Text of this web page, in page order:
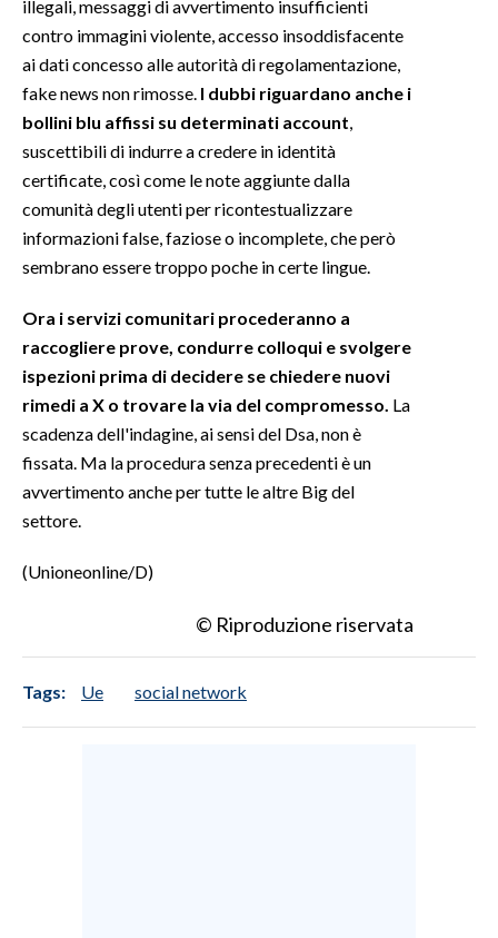
illegali, messaggi di avvertimento insufficienti
contro immagini violente, accesso insoddisfacente
ai dati concesso alle autorità di regolamentazione,
fake news non rimosse. I dubbi riguardano anche i
bollini blu affissi su determinati account
suscettibili di indurre a credere in identità
certificate, così come le note aggiunte dalla
comunità degli utenti per ricontestualizzare
informazioni false, faziose o incomplete, che però
sembrano essere troppo poche in certe lingue.
Ora i servizi comunitari procederanno a
raccogliere prove, condurre colloqui e svolgere
ispezioni prima di decidere se chiedere nuovi
rimedi a X o trovare la via del compromesso. La
scadenza dell'indagine, ai sensi del Dsa, non è
fissata. Ma la procedura senza precedenti è un
avvertimento anche per tutte le altre Big del
settore.
(Unioneonline/D)
© Riproduzione riservata
Tags: Ue social network